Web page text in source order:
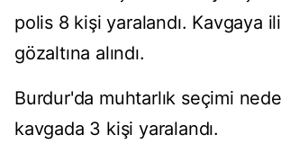
polis 8 kişi yaralandı. Kavgaya
gözaltına alındı.
Burdur'da muhtarlık seçimi
kavgada 3 kişi yaralandı.